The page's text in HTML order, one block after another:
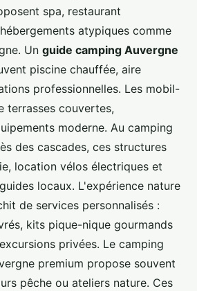
spa, restaurant
atypiques comme
Un guide camping Auvergne
piscine chauffée, aire
professionnelles. Les mobil-
terrasses couvertes,
moderne. Au camping
des cascades, ces structures
location vélos électriques et
locaux. L'expérience nature
de services personnalisés :
kits pique-nique gourmands
privées. Le camping
premium propose souvent
pêche ou ateliers nature. Ces